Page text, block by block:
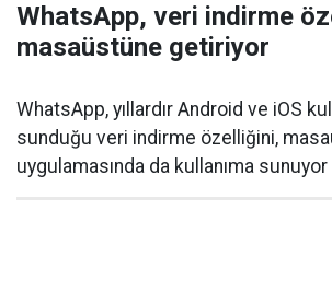
WhatsApp, veri indirme
masaüstüne getiriyor
WhatsApp, yıllardır Android ve iOS
sunduğu veri indirme özelliğini,
uygulamasında da kullanıma sunuyor